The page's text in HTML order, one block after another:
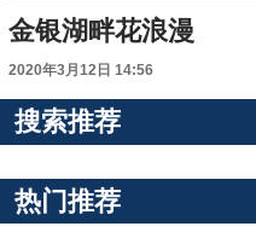
金银湖畔花浪漫
2020年3月12日 14:56
搜索推荐
热门推荐